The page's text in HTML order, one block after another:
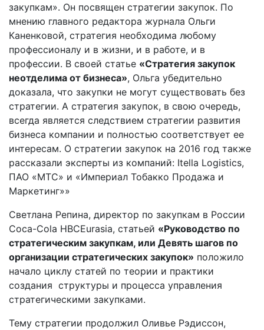
закупкам». Он посвящен стратегии закупок. По
мнению главного редактора журнала Ольги
Каненковой, стратегия необходима любому
профессионалу и в жизни, и в работе, и в
профессии. В своей статье «Стратегия закупок
неотделима от бизнеса», Ольга убедительно
доказала, что закупки не могут существовать без
стратегии. А стратегия закупок, в свою очередь,
всегда является следствием стратегии развития
бизнеса компании и полностью соответствует ее
интересам. О стратегии закупок на 2016 год также
рассказали эксперты из компаний: Itella Logistics,
ПАО «МТС» и «Империал Тобакко Продажа и
Маркетинг»»
Светлана Репина, директор по закупкам в России
Coca-Cola HBCEurasia, статьей «Руководство по
стратегическим закупкам, или Девять шагов по
организации стратегических закупок» положило
начало циклу статей по теории и практики
создания структуры и процесса управления
стратегическими закупками.
Тему стратегии продолжил Оливье Рэдиссон,